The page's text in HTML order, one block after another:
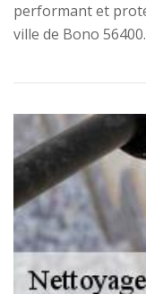
performant et
ville de Bono 56400.